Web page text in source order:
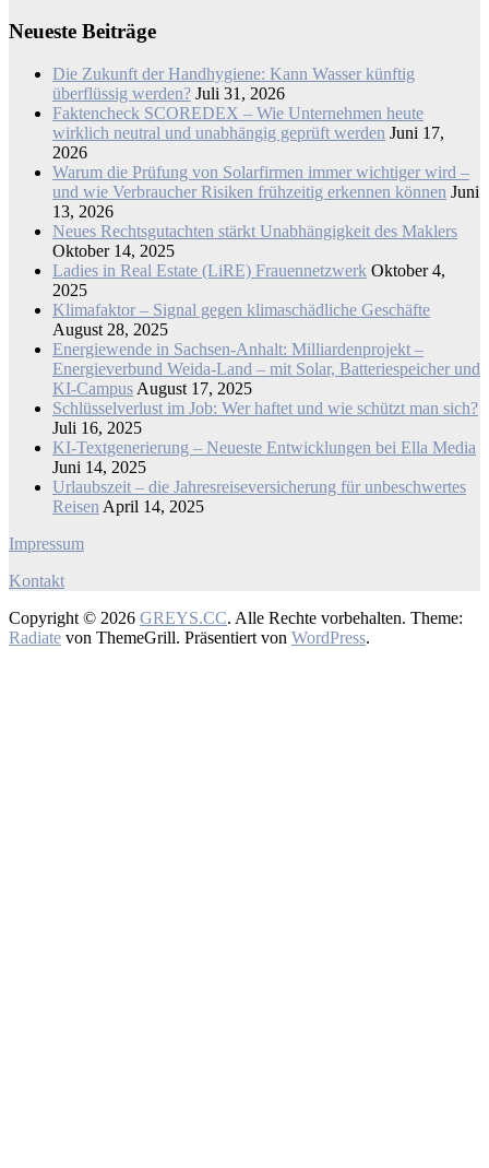
Neueste Beiträge
Die Zukunft der Handhygiene: Kann Wasser künftig
überflüssig werden? Juli 31, 2026
Faktencheck SCOREDEX – Wie Unternehmen heute
wirklich neutral und unabhängig geprüft werden Juni 17,
2026
Warum die Prüfung von Solarfirmen immer wichtiger wird –
und wie Verbraucher Risiken frühzeitig erkennen können Juni
13, 2026
Neues Rechtsgutachten stärkt Unabhängigkeit des Maklers
Oktober 14, 2025
Ladies in Real Estate (LiRE) Frauennetzwerk Oktober 4,
2025
Klimafaktor – Signal gegen klimaschädliche Geschäfte
August 28, 2025
Energiewende in Sachsen-Anhalt: Milliardenprojekt –
Energieverbund Weida-Land – mit Solar, Batteriespeicher und
KI-Campus August 17, 2025
Schlüsselverlust im Job: Wer haftet und wie schützt man sich?
Juli 16, 2025
KI-Textgenerierung – Neueste Entwicklungen bei Ella Media
Juni 14, 2025
Urlaubszeit – die Jahresreiseversicherung für unbeschwertes
Reisen April 14, 2025
Impressum
Kontakt
Copyright © 2026 GREYS.CC. Alle Rechte vorbehalten. Theme:
Radiate von ThemeGrill. Präsentiert von WordPress.